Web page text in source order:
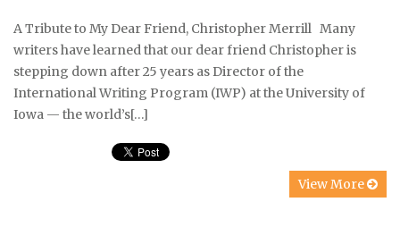
A Tribute to My Dear Friend, Christopher Merrill Many
writers have learned that our dear friend Christopher is
stepping down after 25 years as Director of the
International Writing Program (IWP) at the University of
Iowa — the world’s[…]
View More